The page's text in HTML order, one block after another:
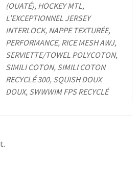
(OUATÉ), HOCKEY MTL,
L'EXCEPTIONNEL JERSEY
INTERLOCK, NAPPE TEXTURÉE,
PERFORMANCE, RICE MESH AWJ,
SERVIETTE/TOWEL POLYCOTON,
SIMILI COTON, SIMILI COTON
RECYCLÉ 300, SQUISH DOUX
DOUX, SWWWIM FPS RECYCLÉ